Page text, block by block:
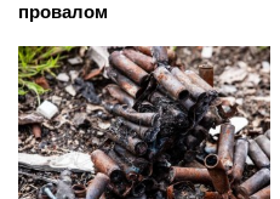
провалом